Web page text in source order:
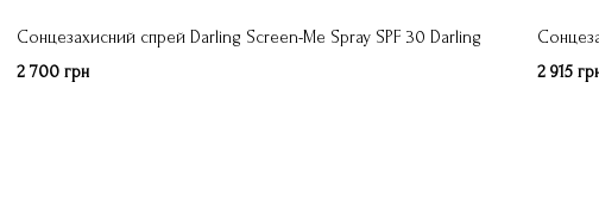
Сонцезахисний спрей Darling Screen-Me Spray SPF 30 Darling
2 700 грн
2 915